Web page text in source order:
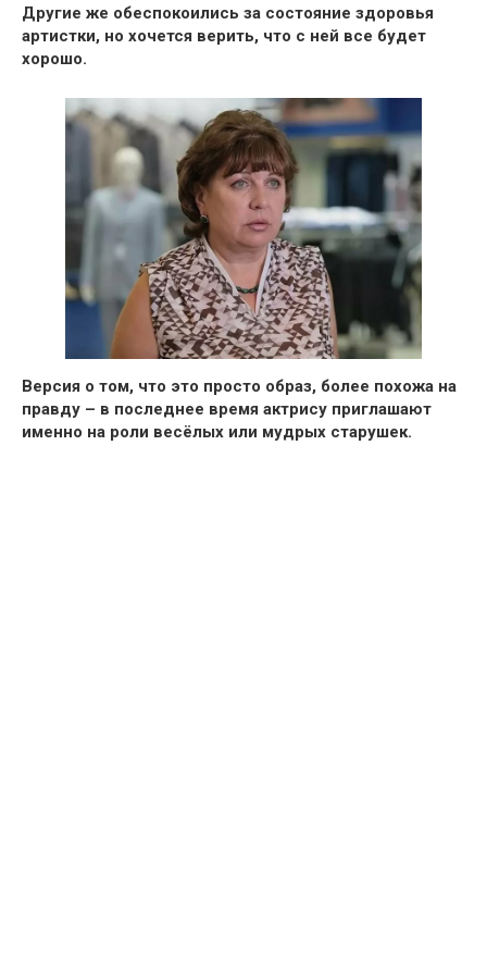
Другие же обеспокоились за состояние здоровья
артистки, но хочется верить, что с ней все будет
хорошо.
Версия о том, что это просто образ, более похожа на
правду – в последнее время актрису приглашают
именно на роли весёлых или мудрых старушек.